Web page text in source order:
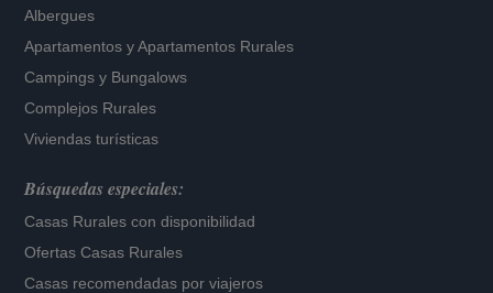
Albergues
Apartamentos yApartamentos Rurales
Campings y Bungalows
Complejos Rurales
Viviendas turísticas
Búsquedas especiales:
Casas Rurales con disponibilidad
Ofertas Casas Rurales
Casas recomendadas por viajeros